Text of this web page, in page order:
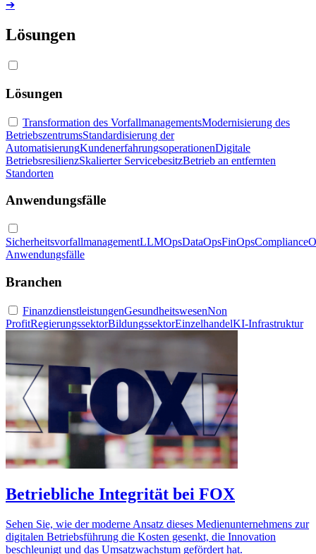
➔
Lösungen
Lösungen
Transformation des VorfallmanagementsModernisierung des
BetriebszentrumsStandardisierung der
AutomatisierungKundenerfahrungsoperationenDigitale
BetriebsresilienzSkalierter ServicebesitzBetrieb an entfernten
Standorten
Anwendungsfälle
SicherheitsvorfallmanagementLLMOpsDataOpsFinOps
Anwendungsfälle
Branchen
FinanzdienstleistungenGesundheitswesenNon
ProfitRegierungssektorBildungssektorEinzelhandelKI-Infrastruktur
Betriebliche Integrität bei FOX
Sehen Sie, wie der moderne Ansatz dieses Medienunternehmens zur
digitalen Betriebsführung die Kosten gesenkt, die Innovation
beschleunigt und das Umsatzwachstum gefördert hat.